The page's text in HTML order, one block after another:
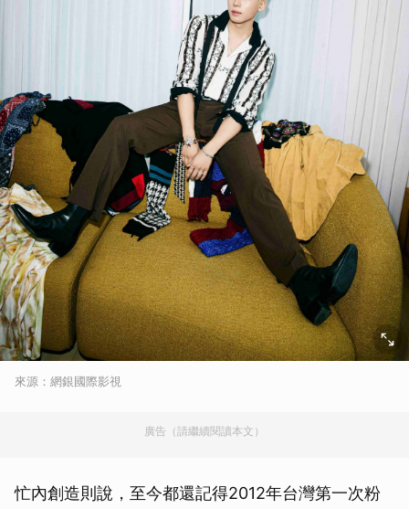
來源：網銀國際影視
廣告（請繼續閱讀本文）
忙內創造則說，至今都還記得2012年台灣第一次粉